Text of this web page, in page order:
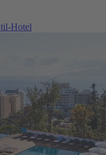
Hotel